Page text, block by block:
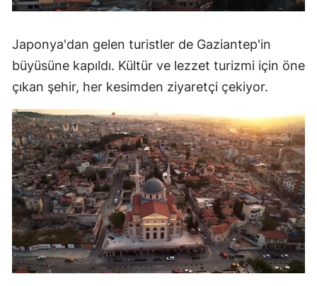
Japonya'dan gelen turistler de Gaziantep'in
büyüsüne kapıldı. Kültür ve lezzet turizmi için öne
çıkan şehir, her kesimden ziyaretçi çekiyor.